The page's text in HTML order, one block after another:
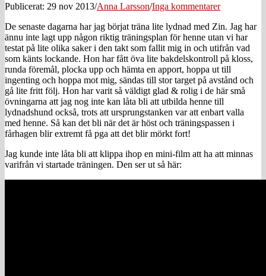
Publicerat: 29 nov 2013/Anna Larsson/Inga kommentarer
De senaste dagarna har jag börjat träna lite lydnad med Zin. Jag har
ännu inte lagt upp någon riktig träningsplan för henne utan vi har
testat på lite olika saker i den takt som fallit mig in och utifrån vad
som känts lockande. Hon har fått öva lite bakdelskontroll på kloss,
runda föremål, plocka upp och hämta en apport, hoppa ut till
ingenting och hoppa mot mig, sändas till stor target på avstånd och
gå lite fritt följ. Hon har varit så väldigt glad & rolig i de här små
övningarna att jag nog inte kan låta bli att utbilda henne till
lydnadshund också, trots att ursprungstanken var att enbart valla
med henne. Så kan det bli när det är höst och träningspassen i
fårhagen blir extremt få pga att det blir mörkt fort!
Jag kunde inte låta bli att klippa ihop en mini-film att ha att minnas
varifrån vi startade träningen. Den ser ut så här: